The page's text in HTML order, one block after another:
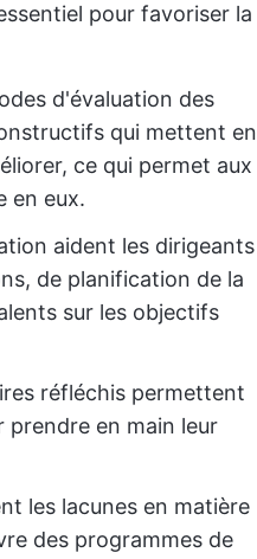
pour favoriser la
d'évaluation des
qui mettent en
ce qui permet aux
en eux.
aident les dirigeants
de planification de la
sur les objectifs
réfléchis permettent
prendre en main leur
les lacunes en matière
des programmes de